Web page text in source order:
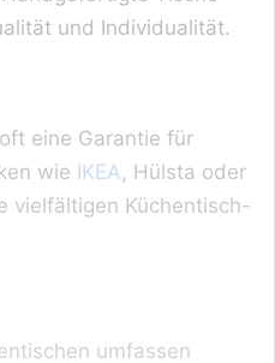
und Individualität.
eine Garantie für
wie IKEA, Hülsta oder
vielfältigen Küchentisch-
umfassen